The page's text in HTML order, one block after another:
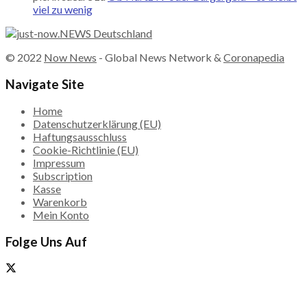
viel zu wenig
© 2022 Now News - Global News Network & Coronapedia
Navigate Site
Home
Datenschutzerklärung (EU)
Haftungsausschluss
Cookie-Richtlinie (EU)
Impressum
Subscription
Kasse
Warenkorb
Mein Konto
Folge Uns Auf